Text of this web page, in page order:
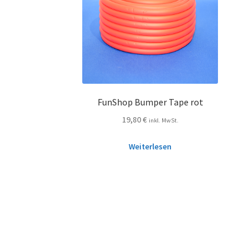
FunShop Bumper Tape rot
19,80€ inkl. MwSt.
Weiterlesen